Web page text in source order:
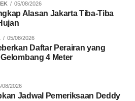
05/08/2026
Alasan Jakarta Tiba-Tiba
05/08/2026
Daftar Perairan yang
4 Meter
08/2026
Jadwal Pemeriksaan Deddy